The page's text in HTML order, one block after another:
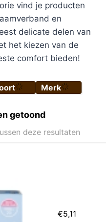
vind je producten
en
delicate delen van
het kiezen van de
comfort bieden!
hoog)
laag)
Merk
getoond
€5,11